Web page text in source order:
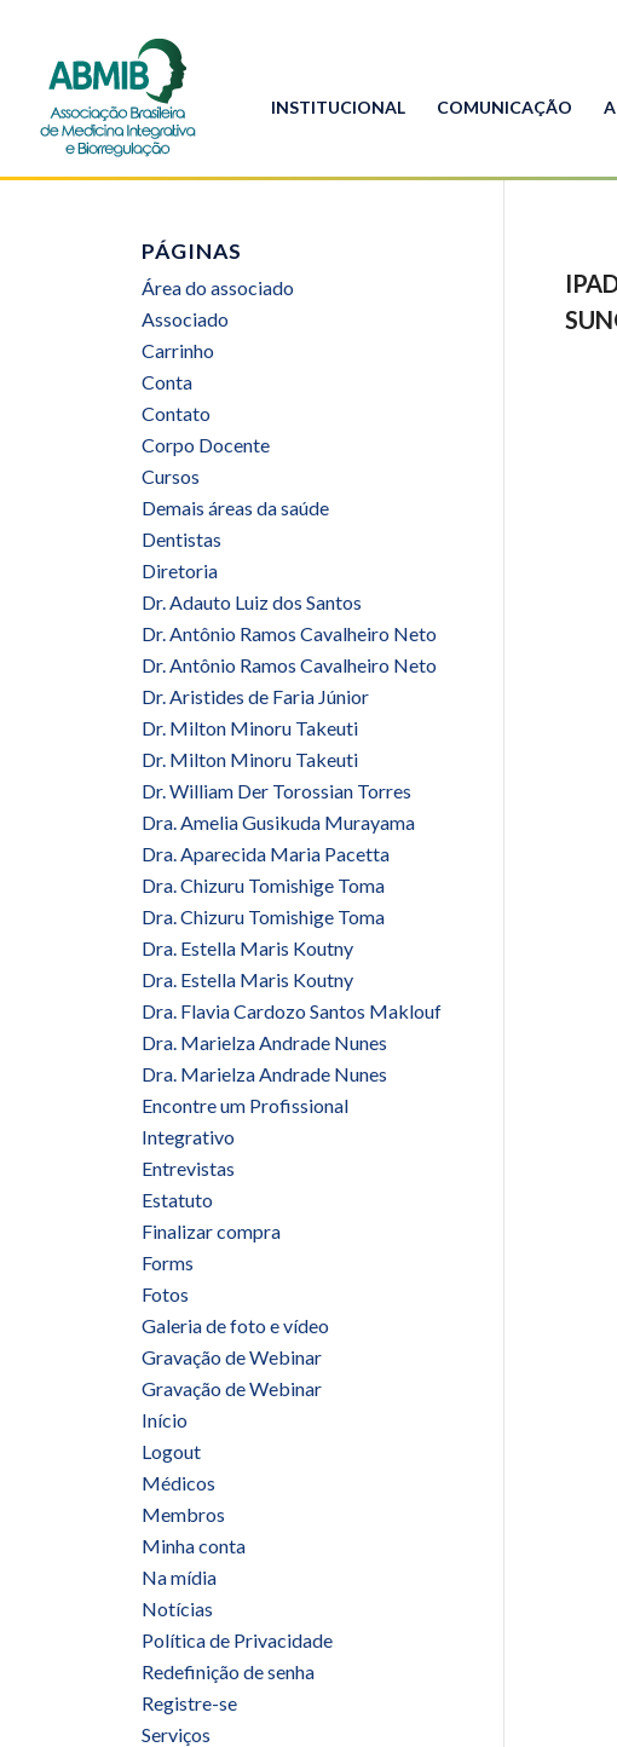
INSTITUCIONAL COMUNICAÇÃO
PÁGINAS
Área do associado
Associado
Carrinho
Conta
Contato
Corpo Docente
Cursos
Demais áreas da saúde
Dentistas
Diretoria
Dr. Adauto Luiz dos Santos
Dr. Antônio Ramos Cavalheiro Neto
Dr. Antônio Ramos Cavalheiro Neto
Dr. Aristides de Faria Júnior
Dr. Milton Minoru Takeuti
Dr. Milton Minoru Takeuti
Dr. William Der Torossian Torres
Dra. Amelia Gusikuda Murayama
Dra. Aparecida Maria Pacetta
Dra. Chizuru Tomishige Toma
Dra. Chizuru Tomishige Toma
Dra. Estella Maris Koutny
Dra. Estella Maris Koutny
Dra. Flavia Cardozo Santos Maklouf
Dra. Marielza Andrade Nunes
Dra. Marielza Andrade Nunes
Encontre um Profissional
Integrativo
Entrevistas
Estatuto
Finalizar compra
Forms
Fotos
Galeria de foto e vídeo
Gravação de Webinar
Gravação de Webinar
Início
Logout
Médicos
Membros
Minha conta
Na mídia
Notícias
Política de Privacidade
Redefinição de senha
Registre-se
Serviços